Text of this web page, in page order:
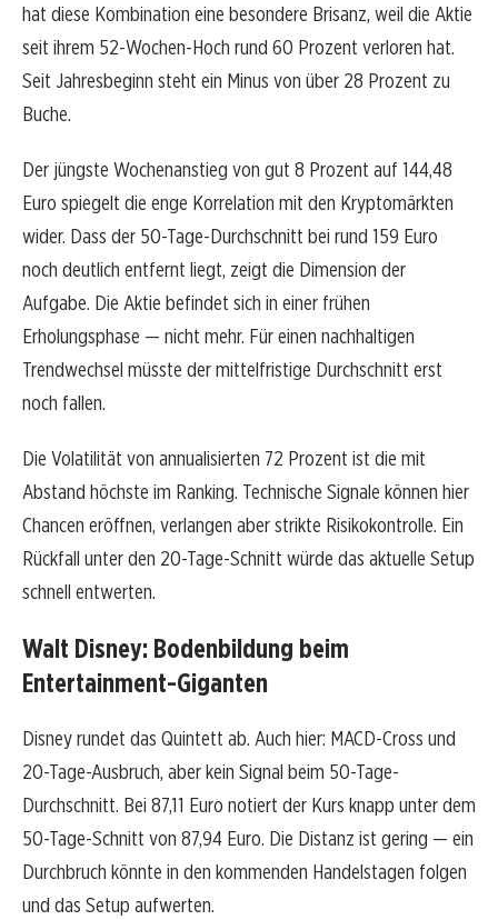
hat diese Kombination eine besondere Brisanz, weil die Aktie
seit ihrem 52-Wochen-Hoch rund 60 Prozent verloren hat.
Seit Jahresbeginn steht ein Minus von über 28 Prozent zu
Buche.
Der jüngste Wochenanstieg von gut 8 Prozent auf 144,48
Euro spiegelt die enge Korrelation mit den Kryptomärkten
wider. Dass der 50-Tage-Durchschnitt bei rund 159 Euro
noch deutlich entfernt liegt, zeigt die Dimension der
Aufgabe. Die Aktie befindet sich in einer frühen
Erholungsphase — nicht mehr. Für einen nachhaltigen
Trendwechsel müsste der mittelfristige Durchschnitt erst
noch fallen.
Die Volatilität von annualisierten 72 Prozent ist die mit
Abstand höchste im Ranking. Technische Signale können hier
Chancen eröffnen, verlangen aber strikte Risikokontrolle. Ein
Rückfall unter den 20-Tage-Schnitt würde das aktuelle Setup
schnell entwerten.
Walt Disney: Bodenbildung beim
Entertainment-Giganten
Disney rundet das Quintett ab. Auch hier: MACD-Cross und
20-Tage-Ausbruch, aber kein Signal beim 50-Tage-
Durchschnitt. Bei 87,11 Euro notiert der Kurs knapp unter dem
50-Tage-Schnitt von 87,94 Euro. Die Distanz ist gering — ein
Durchbruch könnte in den kommenden Handelstagen folgen
und das Setup aufwerten.